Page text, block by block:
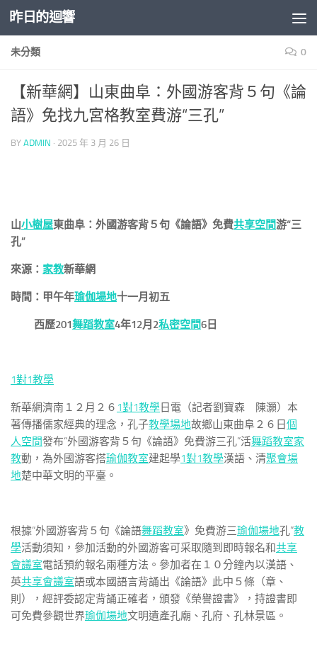
Skip to content
昨日的迴響
未分類 0
【新華網】山東曲阜：外國游客背５句《論
語》免找九宮格教室費游“三孔”
BY ADMIN · 2025 年 3 月 26 日
山小樹屋東曲阜：外國游客背５句《論語》免費共享空間游“三
孔”
來源： 家教新華網
時間：甲午年瑜伽場地十一月初五
西歷201舞蹈教室4年12月2私密空間6日
1對1教學
新華網濟南１２月２６ 1對1教學日電（記者劉寶森 陳灝）本
著傳播儒家經典的理念，孔子教學場地故鄉山東曲阜２６日個
人空間發布“外國游客背５句《論語》免費游三孔”活舞蹈教室家
教動，為外國游客搭瑜伽教室建起學1對1教學漢語、清聚會場
地楚中華文明的平臺。
根據“外國游客背５句《論語舞蹈教室》免費游三瑜伽場地孔”教
學活動須知，參加活動的外國游客可采取隨到即時報名和共享
會議室電話預約報名兩種方法。參加者在１０分鐘內以漢語、
英共享會議室語或本國語言背誦出《論語》此中５條（章、
則），經評委認定背誦正確者，頒發《榮譽證書》，持證書即
可免費參觀世界瑜伽場地文明遺產孔廟、孔府、孔林景區。